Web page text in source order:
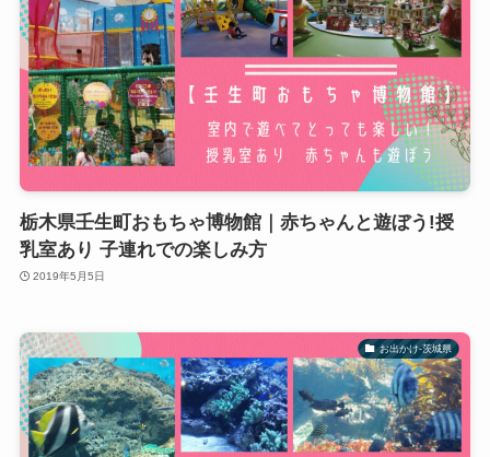
栃木県壬生町おもちゃ博物館｜赤ちゃんと遊ぼう!授
乳室あり 子連れでの楽しみ方
2019年5月5日
お出かけ-茨城県